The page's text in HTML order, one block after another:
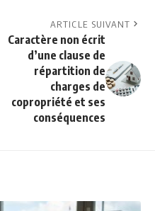
ARTICLE SUIVANT
Caractère non écrit
d’une clause de
répartition de
charges de
copropriété et ses
conséquences